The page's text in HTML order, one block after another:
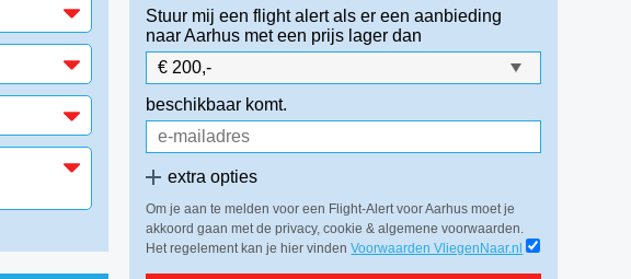
Stuur mij een flight alert als er een aanbieding
naar Aarhus met een prijs lager dan
beschikbaar komt.
extra opties
Om je aan te melden voor een Flight-Alert voor Aarhus moet je
akkoord gaan met de privacy, cookie & algemene voorwaarden.
Het regelement kan je hier vindenVoorwaarden VliegenNaar.nl